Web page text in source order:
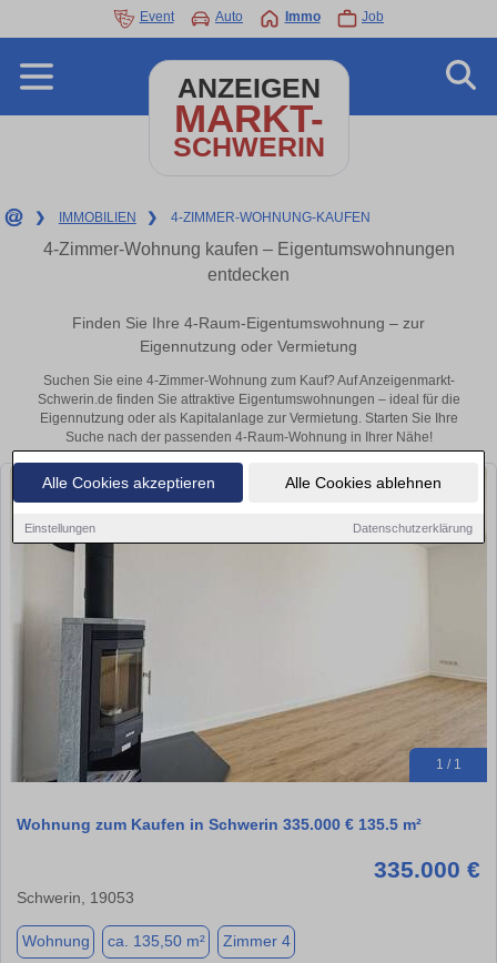
Alle Cookies akzeptieren Alle Cookies ablehnen
Einstellungen Datenschutzerklärung
Event Auto Immo Job
ANZEIGEN
MARKT-
SCHWERIN
❯ IMMOBILIEN ❯ 4-ZIMMER-WOHNUNG-KAUFEN
4-Zimmer-Wohnung kaufen – Eigentumswohnungen
entdecken
Finden Sie Ihre 4-Raum-Eigentumswohnung – zur
Eigennutzung oder Vermietung
Suchen Sie eine 4-Zimmer-Wohnung zum Kauf? Auf Anzeigenmarkt-
Schwerin.de finden Sie attraktive Eigentumswohnungen – ideal für die
Eigennutzung oder als Kapitalanlage zur Vermietung. Starten Sie Ihre
Suche nach der passenden 4-Raum-Wohnung in Ihrer Nähe!
1 / 1
Wohnung zum Kaufen in Schwerin 335.000 € 135.5 m²
335.000 €
Schwerin, 19053
Wohnung ca. 135,50 m² Zimmer 4